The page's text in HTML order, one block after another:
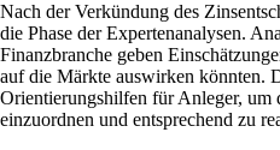
Nach der Verkündung des
die Phase der Expertenanalysen.
Finanzbranche geben
auf die Märkte auswirken könnten.
Orientierungshilfen für Anleger,
einzuordnen und entsprechend zu